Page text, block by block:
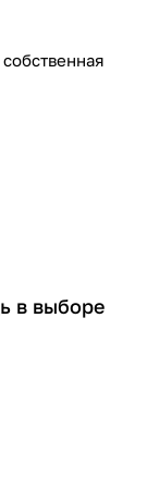
в выборе